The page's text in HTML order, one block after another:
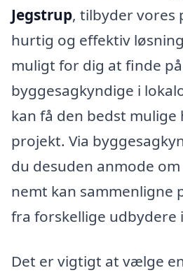
Jegstrup, tilbyder vores
hurtig og effektiv
muligt for dig at finde
byggesagkyndige i
kan få den bedst
projekt. Via
du desuden anmode
nemt kan sammenligne
fra forskellige udbydere
Det er vigtigt at vælge